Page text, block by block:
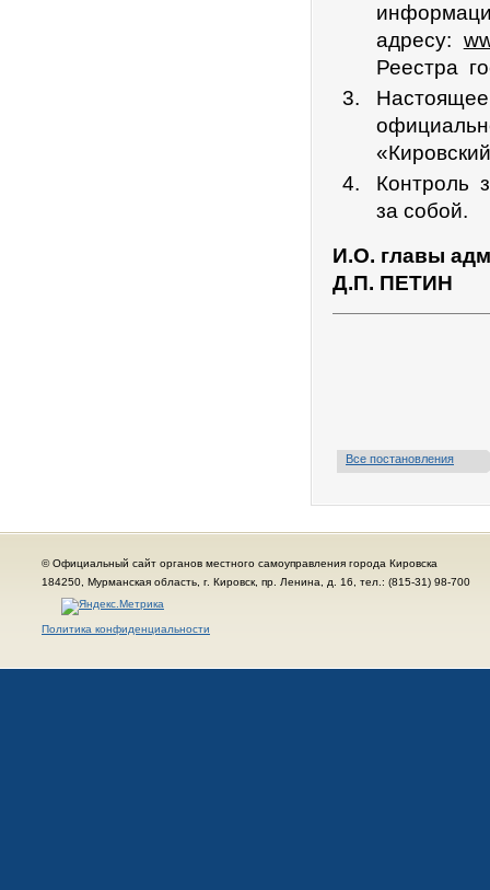
адресу:
Реестра
Контроль
за собой.
И.О. главы
Д.П. ПЕТИН
Все постановления
© Официальный сайт органов местного самоуправления города Кировска
184250, Мурманская область, г. Кировск, пр. Ленина, д. 16, тел.: (815-31) 98-700
Политика конфиденциальности